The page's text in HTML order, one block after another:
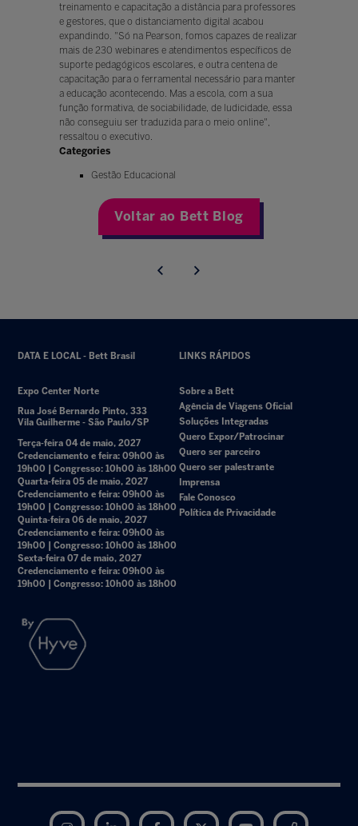
treinamento e capacitação a distância para professores
e gestores, que o distanciamento digital acabou
expandindo. "Só na Pearson, fomos capazes de realizar
mais de 230 webinares e atendimentos específicos de
suporte pedagógicos escolares, e outra centena de
capacitação para o ferramental necessário para manter
a educação acontecendo. Mas a escola, com a sua
função formativa, de sociabilidade, de ludicidade, essa
não conseguiu ser traduzida para o meio online",
ressaltou o executivo.
Categories
Gestão Educacional
Voltar ao Bett Blog
DATA E LOCAL - Bett Brasil
Expo Center Norte
Rua José Bernardo Pinto, 333
Vila Guilherme - São Paulo/SP
Terça-feira 04 de maio, 2027
Credenciamento e feira: 09h00 às
19h00 | Congresso: 10h00 às 18h00
Quarta-feira 05 de maio, 2027
Credenciamento e feira: 09h00 às
19h00 | Congresso: 10h00 às 18h00
Quinta-feira 06 de maio, 2027
Credenciamento e feira: 09h00 às
19h00 | Congresso: 10h00 às 18h00
Sexta-feira 07 de maio, 2027
Credenciamento e feira: 09h00 às
19h00 | Congresso: 10h00 às 18h00
LINKS RÁPIDOS
Sobre a Bett
Agência de Viagens Oficial
Soluções Integradas
Quero Expor/Patrocinar
Quero ser parceiro
Quero ser palestrante
Imprensa
Fale Conosco
Política de Privacidade